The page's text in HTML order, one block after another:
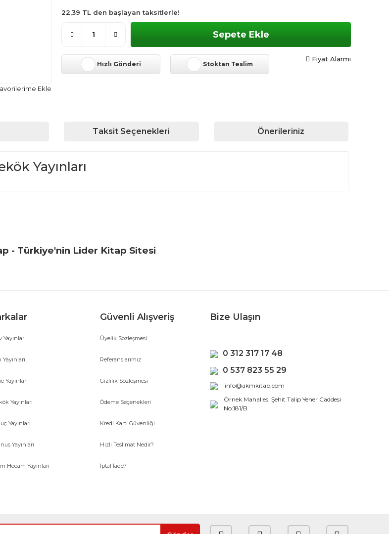
22,39 TL den başlayan taksitlerle!
Sepete Ekle
Hızlı Gönderi Stoktan Teslim
Fiyat Alarmı
Taksit Seçenekleri Önerileriniz
Yayınları
Yorum Yaz
- Türkiye'nin Lider Kitap Sitesi
Yayınları
Yayınları
Yayınları
Yayınları
Yayınları
Yayınları
Hocam Yayınları
Güvenli Alışveriş
Üyelik Sözleşmesi
Referanslarımız
Gizlilik Sözleşmesi
Ödeme Seçenekleri
Kredi Kartı Güvenliği
Hızlı Teslimat Nedir?
İptal İade?
Bize Ulaşın
0 312 317 17 48
0 537 823 55 29
info@akmkitap.com
Örnek Mahallesi Şehit Talip Yener Caddesi
No:181/B